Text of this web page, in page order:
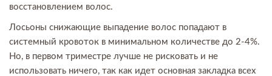
восстановлением волос.
Лосьоны снижающие выпадение волос попадают в
системный кровоток в минимальном количестве до 2-4%.
Но, в первом триместре лучше не рисковать и не
использовать ничего, так как идет основная закладка всех